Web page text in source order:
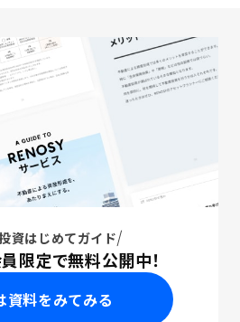
資はじめてガイド
限定で無料公開中！
資料をみてみる